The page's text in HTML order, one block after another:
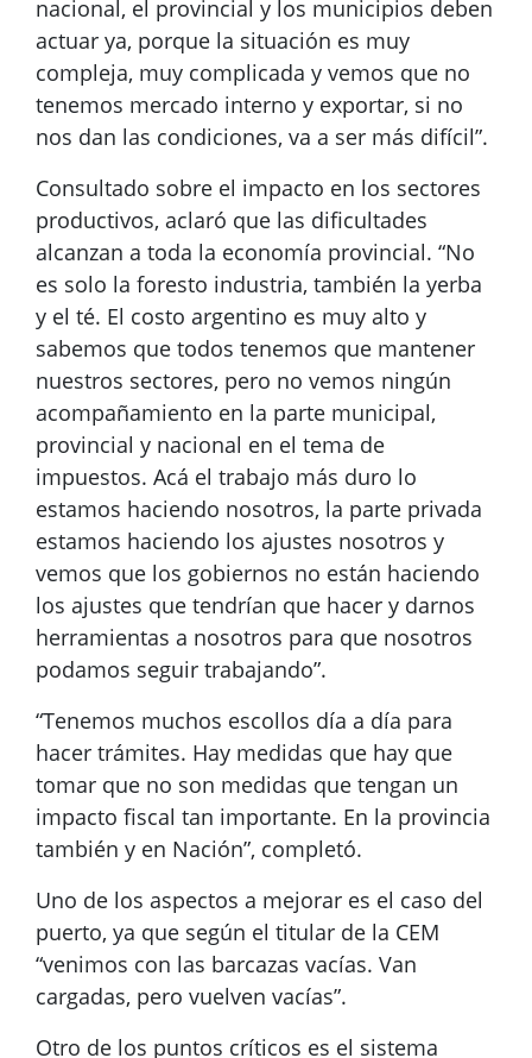
nacional, el provincial y los municipios deben
actuar ya, porque la situación es muy
compleja, muy complicada y vemos que no
tenemos mercado interno y exportar, si no
nos dan las condiciones, va a ser más difícil”.
Consultado sobre el impacto en los sectores
productivos, aclaró que las dificultades
alcanzan a toda la economía provincial. “No
es solo la foresto industria, también la yerba
y el té. El costo argentino es muy alto y
sabemos que todos tenemos que mantener
nuestros sectores, pero no vemos ningún
acompañamiento en la parte municipal,
provincial y nacional en el tema de
impuestos. Acá el trabajo más duro lo
estamos haciendo nosotros, la parte privada
estamos haciendo los ajustes nosotros y
vemos que los gobiernos no están haciendo
los ajustes que tendrían que hacer y darnos
herramientas a nosotros para que nosotros
podamos seguir trabajando”.
“Tenemos muchos escollos día a día para
hacer trámites. Hay medidas que hay que
tomar que no son medidas que tengan un
impacto fiscal tan importante. En la provincia
también y en Nación”, completó.
Uno de los aspectos a mejorar es el caso del
puerto, ya que según el titular de la CEM
“venimos con las barcazas vacías. Van
cargadas, pero vuelven vacías”.
Otro de los puntos críticos es el sistema